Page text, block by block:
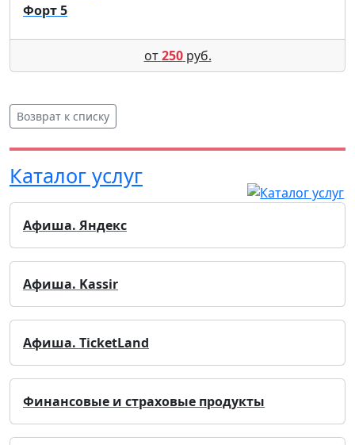
Форт 5
от250руб.
Возврат к списку
Каталог услуг
Афиша. Яндекс
Афиша. Kassir
Афиша. TicketLand
Финансовые и страховые продукты